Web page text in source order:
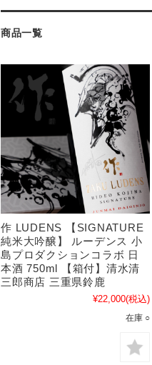
商品一覧
作 LUDENS 【SIGNATURE
純米大吟醸】 ルーデンス 小
島プロダクションコラボ 日
本酒 750ml 【箱付】清水清
三郎商店 三重県鈴鹿
¥22,000(税込)
在庫 ○